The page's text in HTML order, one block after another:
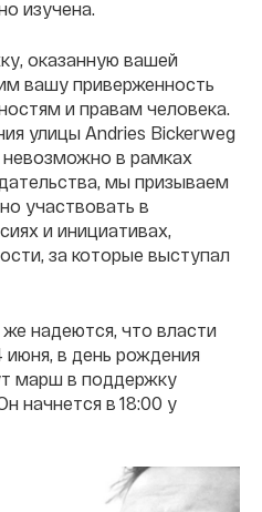
изучена.
оказанную вашей
вашу приверженность
и правам человека.
улицы Andries Bickerweg
в рамках
мы призываем
участвовать в
и инициативах,
за которые выступал
надеются, что власти
в день рождения
марш в поддержку
начнется в 18:00 у